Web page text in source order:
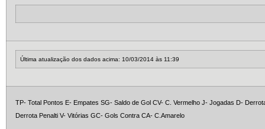
Última atualização dos dados acima: 10/03/2014 às 11:39
TP- Total Pontos E- Empates SG- Saldo de Gol CV- C. Vermelho J- Jogadas D-
Derrota Penalti V- Vitórias GC- Gols Contra CA- C.Amarelo